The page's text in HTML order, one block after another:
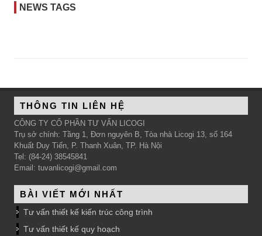
NEWS TAGS
THÔNG TIN LIÊN HỆ
CÔNG TY CỔ PHẦN TƯ VẤN LICOGI
Trụ sở chính: Tầng 1, Đơn nguyên B, Tòa nhà Licogi 13, số 164
Khuất Duy Tiến, P. Thanh Xuân, TP. Hà Nội
Tel: (84-24) 38545841
Email: tuvanlicogi@gmail.com
BÀI VIẾT MỚI NHẤT
Tư vấn thiết kế kiến trúc công trình
Tư vấn thiết kế quy hoạch